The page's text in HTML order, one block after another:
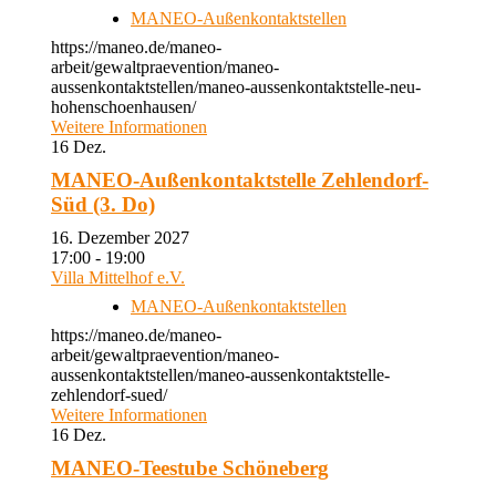
MANEO-Außenkontaktstellen
https://maneo.de/maneo-
arbeit/gewaltpraevention/maneo-
aussenkontaktstellen/maneo-aussenkontaktstelle-neu-
hohenschoenhausen/
Weitere Informationen
16 Dez.
MANEO-Außenkontaktstelle Zehlendorf-
Süd (3. Do)
16. Dezember 2027
17:00 - 19:00
Villa Mittelhof e.V.
MANEO-Außenkontaktstellen
https://maneo.de/maneo-
arbeit/gewaltpraevention/maneo-
aussenkontaktstellen/maneo-aussenkontaktstelle-
zehlendorf-sued/
Weitere Informationen
16 Dez.
MANEO-Teestube Schöneberg